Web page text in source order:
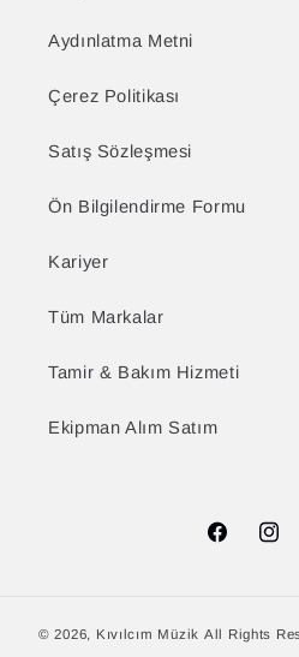
Aydınlatma Metni
Çerez Politikası
Satış Sözleşmesi
Ön Bilgilendirme Formu
Kariyer
Tüm Markalar
Tamir & Bakım Hizmeti
Ekipman Alım Satım
Facebook
© 2026, Kıvılcım Müzik All Rights